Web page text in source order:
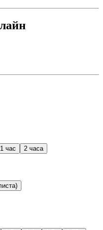
1 час
2 часа